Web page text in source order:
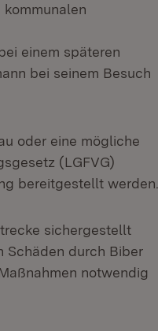
einem späteren
bei seinem Besuch
oder eine mögliche
(LGFVG)
bereitgestellt werden.
sichergestellt
Schäden durch Biber
notwendig